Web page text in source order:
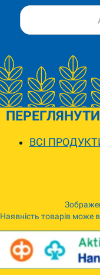
ПЕРЕГЛЯНУТИ
ВСІ
Наявність товарів може